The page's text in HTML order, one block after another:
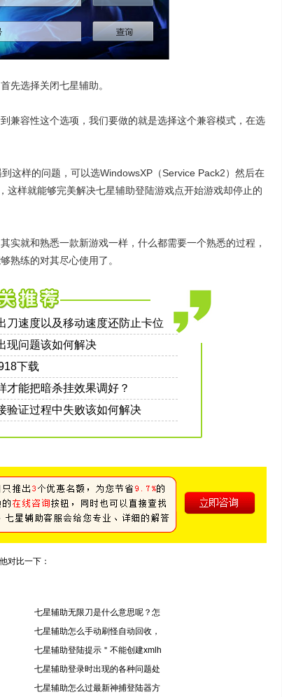
选择关闭七星辅助。
容性这个选项，我们要做的就是选择这个兼容模式，在选
样的问题，可以选WindowsXP（Service Pack2）然后在
这样就能够完美解决七星辅助登陆游戏点开始游戏却停止的
就和熟悉一款新游戏一样，什么都需要一个熟悉的过程，
熟练的对其尽心使用了。
刀速度以及移动速度还防止卡位
现问题该如何解决
下载
才能把暗杀挂效果调好？
验证过程中失败该如何解决
对比一下：
七星辅助无限刀是什么意思呢？怎
七星辅助怎么手动刷怪自动回收，
七星辅助登陆提示＂不能创建xmlh
七星辅助登录时出现的各种问题处
七星辅助怎么过最新神捕登陆器方